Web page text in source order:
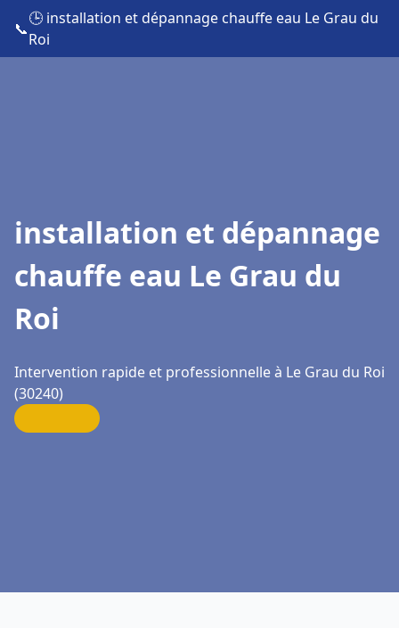
📞
🕒 installation et dépannage chauffe eau Le Grau du
Roi
installation et dépannage
chauffe eau Le Grau du
Roi
Intervention rapide et professionnelle à Le Grau du Roi
(30240)